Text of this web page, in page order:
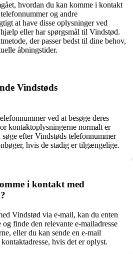
hvordan du kan komme i kontakt
og andre
at have disse oplysninger ved
eller har spørgsmål til Vindstød.
der passer bedst til dine behov,
åbningstider.
Vindstøds
ved at besøge deres
kontaktoplysningerne normalt er
efter Vindstøds telefonnummer
hvis de stadig er tilgængelige.
i kontakt med
Vindstød via e-mail, kan du enten
og finde den relevante e-mailadresse
eller du kan sende en e-mail
hvis det er oplyst.